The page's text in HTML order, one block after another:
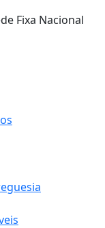
Fixa Nacional